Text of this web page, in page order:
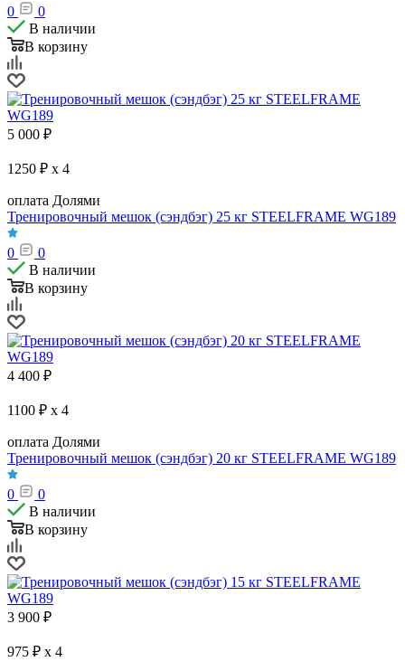
0
0
В наличии
В корзину
5 000 ₽
1250 ₽ x 4
оплата Долями
Тренировочный мешок (сэндбэг) 25 кг STEELFRAME WG189
0
0
В наличии
В корзину
4 400 ₽
1100 ₽ x 4
оплата Долями
Тренировочный мешок (сэндбэг) 20 кг STEELFRAME WG189
0
0
В наличии
В корзину
3 900 ₽
975 ₽ x 4